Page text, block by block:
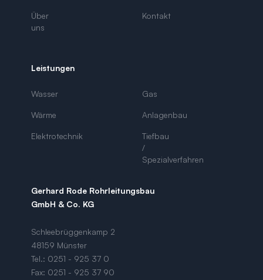
Über
uns
Kontakt
Leistungen
Wasser Gas
Wärme Anlagenbau
Elektrotechnik
Tiefbau
/
Spezialverfahren
Gerhard Rode Rohrleitungsbau
GmbH & Co. KG
Schleebrüggenkamp 2
48159 Münster
Tel.: 0251 - 925 37 0
Fax: 0251 - 925 37 90